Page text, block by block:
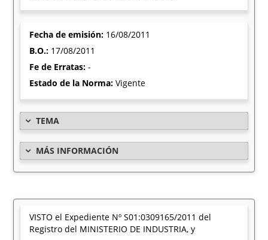
Fecha de emisión: 16/08/2011
B.O.: 17/08/2011
Fe de Erratas:-
Estado de la Norma:Vigente
TEMA
MÁS INFORMACIÓN
VISTO el Expediente Nº S01:0309165/2011 del
Registro del MINISTERIO DE INDUSTRIA, y